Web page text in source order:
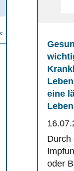
eine
Durch
oder